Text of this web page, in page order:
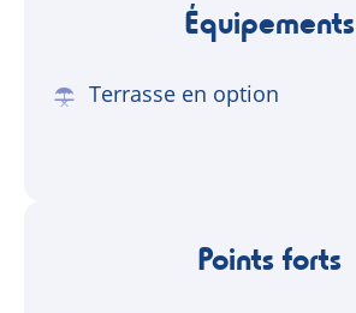
Équipements
Terrasse en option
Points forts